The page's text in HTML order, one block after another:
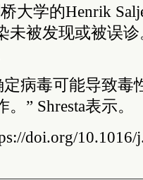
大学的Henrik
未被发现或被误
病毒可能导致毒
” Shresta表示。
doi.org/10.1016/